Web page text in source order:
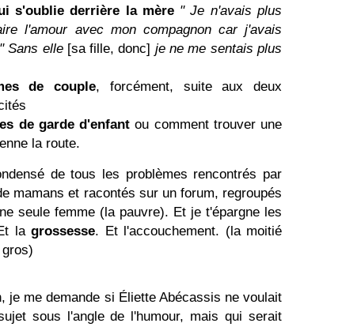
s'oublie derrière la mère " Je n'avais plus
l'amour avec mon compagnon car j'avais
" Sans elle [sa fille, donc] je ne me sentais plus
de couple, forcément, suite aux deux
de garde d'enfant ou comment trouver une
la route.
de tous les problèmes rencontrés par
mamans et racontés sur un forum, regroupés
seule femme (la pauvre). Et je t'épargne les
lagrossesse. Et l'accouchement. (la moitié
je me demande si Éliette Abécassis ne voulait
sous l'angle de l'humour, mais qui serait